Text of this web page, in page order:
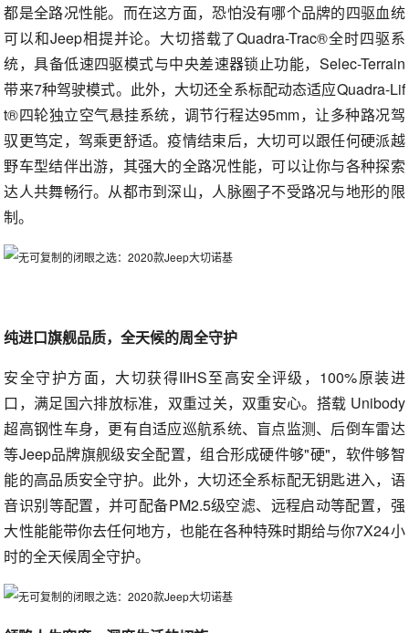
都是全路况性能。而在这方面，恐怕没有哪个品牌的四驱血统
可以和Jeep相提并论。大切搭载了Quadra-Trac®全时四驱系
统，具备低速四驱模式与中央差速器锁止功能，Selec-Terrain
带来7种驾驶模式。此外，大切还全系标配动态适应Quadra-Lif
t®四轮独立空气悬挂系统，调节行程达95mm，让多种路况驾
驭更笃定，驾乘更舒适。疫情结束后，大切可以跟任何硬派越
野车型结伴出游，其强大的全路况性能，可以让你与各种探索
达人共舞畅行。从都市到深山，人脉圈子不受路况与地形的限
制。
纯进口旗舰品质，全天候的周全守护
安全守护方面，大切获得IIHS至高安全评级，100%原装进
口，满足国六排放标准，双重过关，双重安心。搭载 Unibody
超高钢性车身，更有自适应巡航系统、盲点监测、后倒车雷达
等Jeep品牌旗舰级安全配置，组合形成硬件够"硬"，软件够智
能的高品质安全守护。此外，大切还全系标配无钥匙进入，语
音识别等配置，并可配备PM2.5级空滤、远程启动等配置，强
大性能能带你去任何地方，也能在各种特殊时期给与你7X24小
时的全天候周全守护。